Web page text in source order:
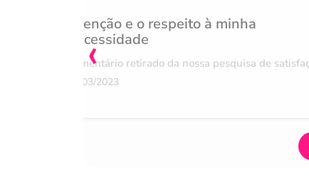
Atenção e o respeito à minha
necessidade
Comentário retirado da nossa pesquisa de
07/03/2023
‹